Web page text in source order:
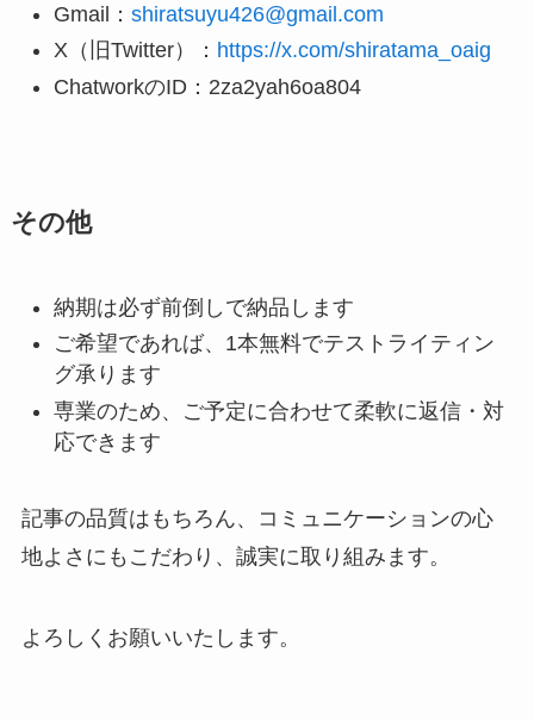
Gmail： shiratsuyu426@gmail.com
X（旧Twitter）： https://x.com/shiratama_oaig
ChatworkのID：2za2yah6oa804
その他
納期は必ず前倒しで納品します
ご希望であれば、1本無料でテストライティン
グ承ります
専業のため、ご予定に合わせて柔軟に返信・対
応できます
記事の品質はもちろん、コミュニケーションの心
地よさにもこだわり、誠実に取り組みます。
よろしくお願いいたします。